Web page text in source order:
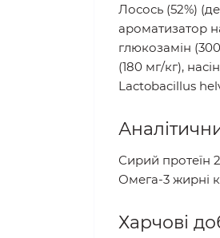
Лосось (52%)
ароматизатор
глюкозамін
(180 мг/кг),
Lactobacillus
Сирий протеїн
Омега-3 жирні
Харчові